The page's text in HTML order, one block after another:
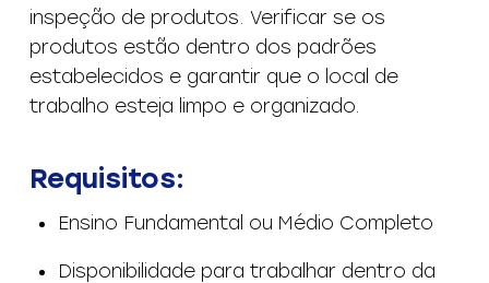
inspeção de produtos. Verificar se os
produtos estão dentro dos padrões
estabelecidos e garantir que o local de
trabalho esteja limpo e organizado.
Requisitos:
Ensino Fundamental ou Médio Completo
Disponibilidade para trabalhar dentro da